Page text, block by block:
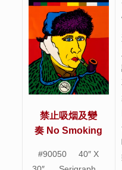
禁止吸烟及變
奏 No Smoking
#90050 40″ X